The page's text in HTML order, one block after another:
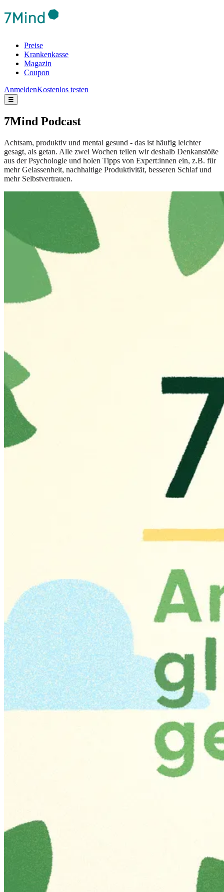
Preise
Krankenkasse
Magazin
Coupon
AnmeldenKostenlos testen
☰
7Mind Podcast
Achtsam, produktiv und mental gesund - das ist häufig leichter
gesagt, als getan. Alle zwei Wochen teilen wir deshalb Denkanstöße
aus der Psychologie und holen Tipps von Expert:innen ein, z.B. für
mehr Gelassenheit, nachhaltige Produktivität, besseren Schlaf und
mehr Selbstvertrauen.